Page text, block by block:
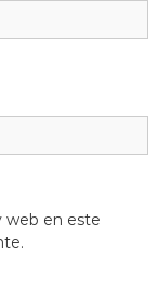
web en este